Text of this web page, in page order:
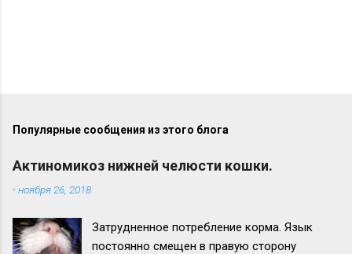
Популярные сообщения из этого блога
Актиномикоз нижней челюсти кошки.
-ноября 26, 2018
Затрудненное потребление корма. Язык
постоянно смещен в правую сторону